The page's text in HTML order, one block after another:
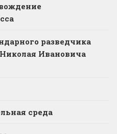
разведчика
Ивановича
среда